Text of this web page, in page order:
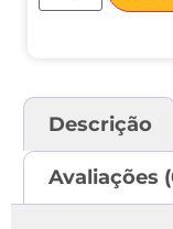
Descrição
Avaliações